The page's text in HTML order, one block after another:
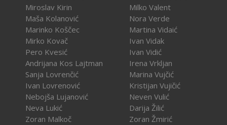
Miroslav Kirin
Maša Kolanović
Marinko Koščec
Mirko Kovač
Pero Kvesić
Andrijana Kos Lajtman
Sanja Lovrenčić
Ivan Lovrenović
Nebojša Lujanović
Neva Lukić
Zoran Malkoč
Milko Valent
Nora Verde
Martina Vidaić
Ivan Vidak
Ivan Vidić
Irena Vrkljan
Marina Vujčić
Kristijan Vujičić
Neven Vulić
Darija Žilić
Zoran Žmirić